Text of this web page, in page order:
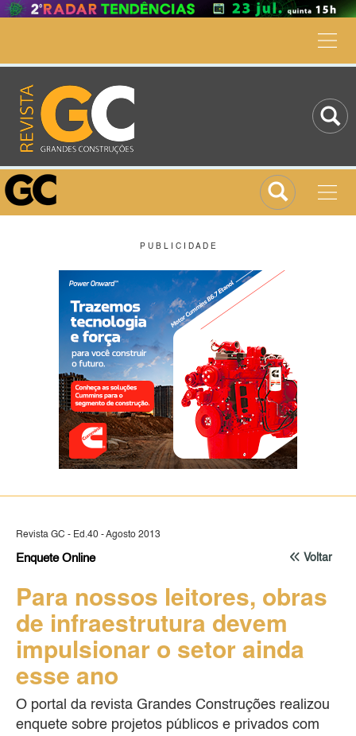
P U B L I C I D A D E
Revista GC - Ed.40 - Agosto 2013
Voltar
Enquete Online
Para nossos leitores, obras
de infraestrutura devem
impulsionar o setor ainda
esse ano
O portal da revista Grandes Construções realizou
enquete sobre projetos públicos e privados com